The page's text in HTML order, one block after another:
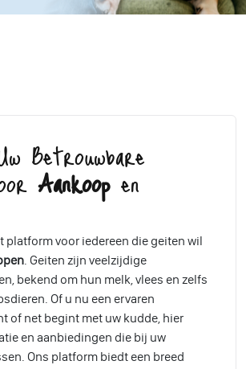
Betrouwbare
Aankoopen
platform voor iedereen die geiten wil
. Geiten zijn veelzijdige
bekend om hun melk, vlees en zelfs
Of u nu een ervaren
of net begint met uw kudde, hier
en aanbiedingen die bij uw
Ons platform biedt een breed